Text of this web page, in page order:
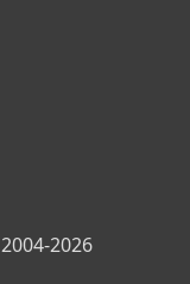
2004-2026